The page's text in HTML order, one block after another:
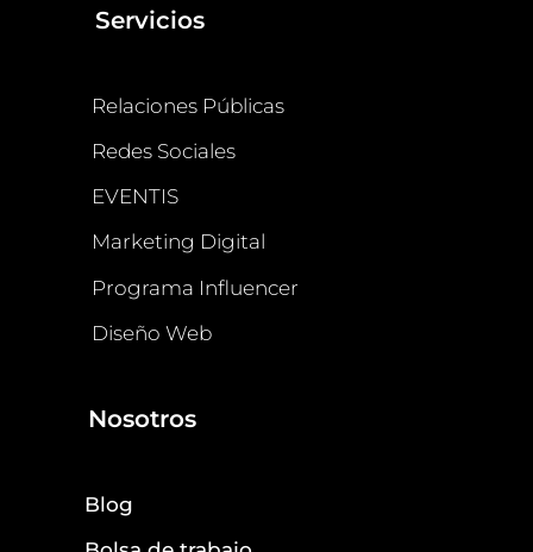
Servicios
Relaciones Públicas
Redes Sociales
EVENTIS
Marketing Digital
Programa Influencer
Diseño Web
Nosotros
Blog